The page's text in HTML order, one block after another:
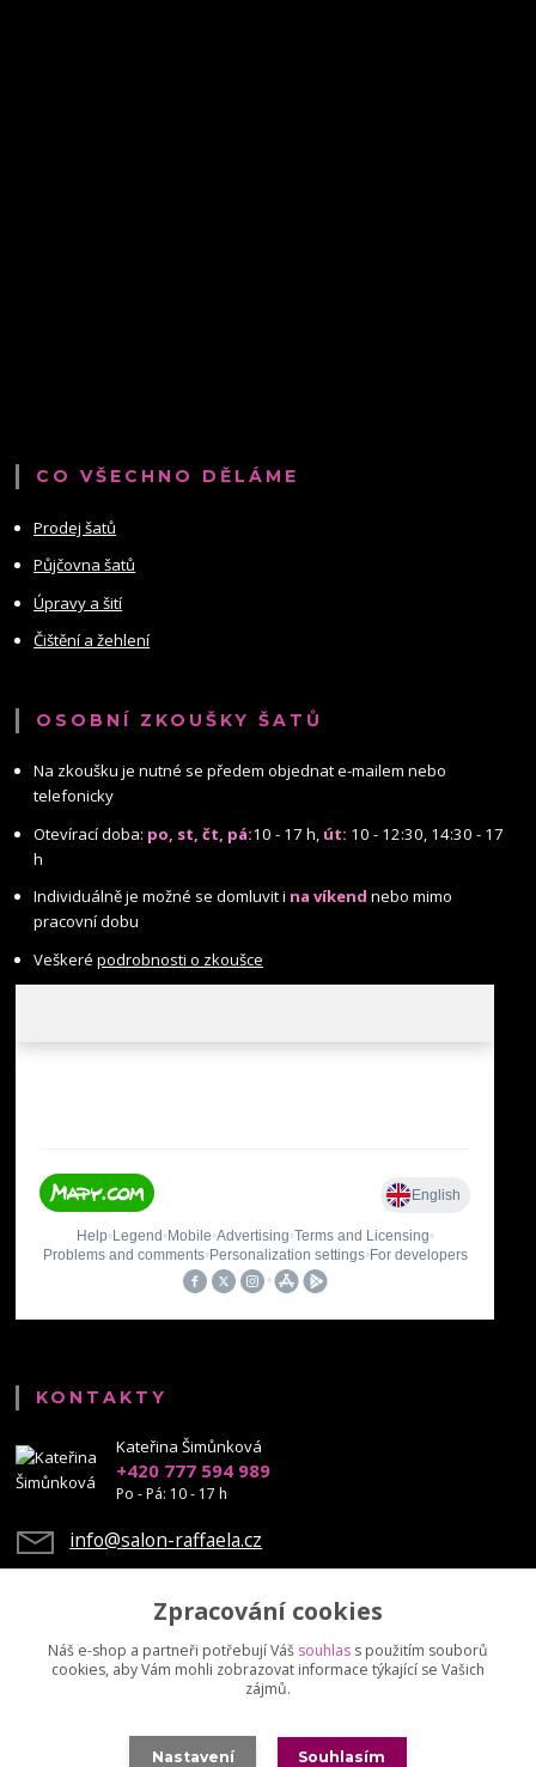
CO VŠECHNO DĚLÁME
Prodej šatů
Půjčovna šatů
Úpravy a šití
Čištění a žehlení
OSOBNÍ ZKOUŠKY ŠATŮ
Na zkoušku je nutné se předem objednat e-mailem nebo
telefonicky
Otevírací doba: po, st, čt, pá:10 - 17 h, út: 10 - 12:30, 14:30 - 17
h
Individuálně je možné se domluvit i na víkend nebo mimo
pracovní dobu
Veškerépodrobnosti o zkoušce
KONTAKTY
Kateřina Šimůnková
+420 777 594 989
Po - Pá: 10 - 17 h
info@salon-raffaela.cz
Upravit sběr cookies.
© Mgr. Kateřina Šimůnková, 2023 - další šíření našich fotek je chráněno
Zpracování cookies
Náš e-shop a partneři potřebují Váš souhlas s použitím souborů
cookies, aby Vám mohli zobrazovat informace týkající se Vašich
zájmů.
Nastavení Souhlasím